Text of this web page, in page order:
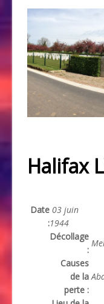
Halifax
Date
:
03 juin
1944
Décollage
:
Causes
de la
perte :